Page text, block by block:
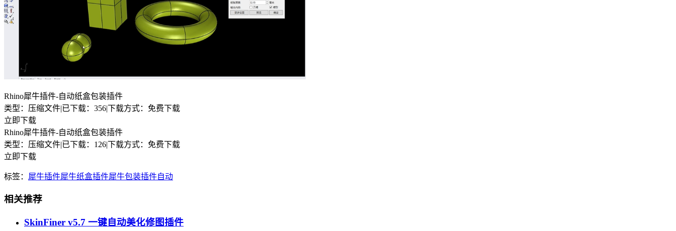
Rhino犀牛插件-自动纸盒包装插件
类型：压缩文件|已下载：356|下载方式：免费下载
立即下载
Rhino犀牛插件-自动纸盒包装插件
类型：压缩文件|已下载：126|下载方式：免费下载
立即下载
标签： 犀牛插件犀牛纸盒插件犀牛包装插件自动
相关推荐
SkinFiner v5.7 一键自动美化修图插件